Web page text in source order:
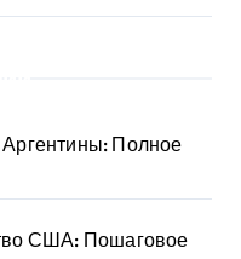
Аргентины: Полное
США: Пошаговое